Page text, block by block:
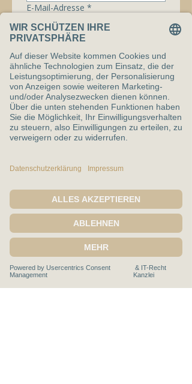
E-Mail-Adresse *
Telefonnummer
Nachricht
Senden
Claudia Stegemann